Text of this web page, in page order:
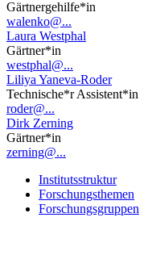
Gärtnergehilfe*in
walenko@...
Laura Westphal
Gärtner*in
westphal@...
Liliya Yaneva-Roder
Technische*r Assistent*in
roder@...
Dirk Zerning
Gärtner*in
zerning@...
Institutsstruktur
Forschungsthemen
Forschungsgruppen